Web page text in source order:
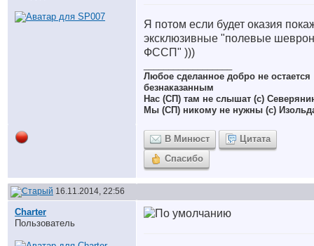
Я потом если будет оказия
эксклюзивные "полевые
ФССП" )))
Любое сделанное добро не остается
безнаказанным
Нас (СП) там не слышат (с)
Мы (СП) никому не нужны (с)
В Минюст
Цитата
Спасибо
16.11.2014, 22:56
Charter
Пользователь